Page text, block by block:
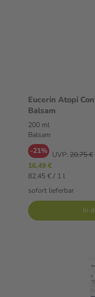
Eucerin Atopi
Balsam
200 ml
Balsam
-21% UVP: 20,75 €
16,49 €
82,45 € / 1 l
sofort lieferbar
In